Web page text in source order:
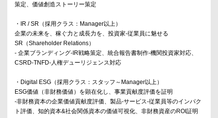
策定、価値創造ストーリー策定
・IR / SR（採用クラス：Manager以上）
企業の未来を、稼ぐ力と成長力を、投資家-従業員に魅せる
SR（Shareholder Relations）
- 企業ブランディング-IR戦略策定、統合報告書制作-機関投資家対応、
CSRD-TNFD-人権デューリジェンス対応
・Digital ESG（採用クラス：スタッフ～Manager以上）
ESG価値（非財務価値）を顕在化し、事業貢献度評価を証明
-非財務資本の企業価値貢献度評価、製品-サービス-従業員等のインパク
ト評価、知的資本&社会関係資本の価値可視化、非財務資産のROI証明